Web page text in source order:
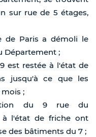
sur rue de 5 étages,
de Paris a démoli le
Département ;
est restée à l'état de
jusqu'à ce que les
;
du 9 rue du
à l'état de friche ont
des bâtiments du 7 ;